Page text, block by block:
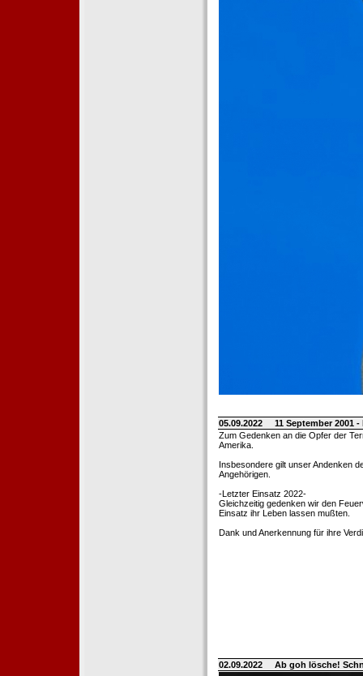
05.09.2022
11 September 2001
Zum Gedenken an die Opfer der
Amerika.
Insbesondere gilt unser Andenken
Angehörigen.
-Letzter Einsatz 2022-
Gleichzeitig gedenken wir den
Einsatz ihr Leben lassen mußten.
Dank und Anerkennung für ihre
02.09.2022 Ab goh lösche!